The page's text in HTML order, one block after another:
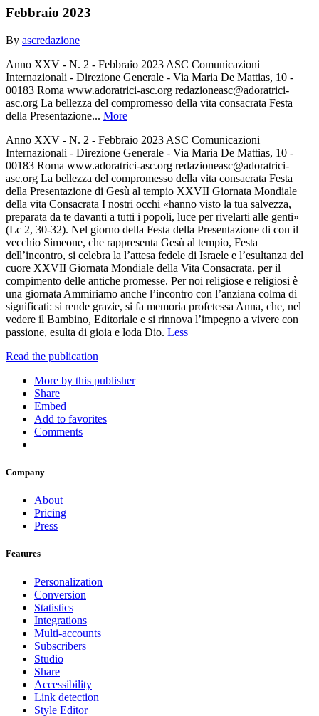
Febbraio 2023
By ascredazione
Anno XXV - N. 2 - Febbraio 2023 ASC Comunicazioni
Internazionali - Direzione Generale - Via Maria De Mattias, 10 -
00183 Roma www.adoratrici-asc.org redazioneasc@adoratrici-
asc.org La bellezza del compromesso della vita consacrata Festa
della Presentazione... More
Anno XXV - N. 2 - Febbraio 2023 ASC Comunicazioni
Internazionali - Direzione Generale - Via Maria De Mattias, 10 -
00183 Roma www.adoratrici-asc.org redazioneasc@adoratrici-
asc.org La bellezza del compromesso della vita consacrata Festa
della Presentazione di Gesù al tempio XXVII Giornata Mondiale
della vita Consacrata I nostri occhi «hanno visto la tua salvezza,
preparata da te davanti a tutti i popoli, luce per rivelarti alle genti»
(Lc 2, 30-32). Nel giorno della Festa della Presentazione di con il
vecchio Simeone, che rappresenta Gesù al tempio, Festa
dell’incontro, si celebra la l’attesa fedele di Israele e l’esultanza del
cuore XXVII Giornata Mondiale della Vita Consacrata. per il
compimento delle antiche promesse. Per noi religiose e religiosi è
una giornata Ammiriamo anche l’incontro con l’anziana colma di
significati: si rende grazie, si fa memoria profetessa Anna, che, nel
vedere il Bambino, Editoriale e si rinnova l’impegno a vivere con
passione, esulta di gioia e loda Dio. Less
Read the publication
More by this publisher
Share
Embed
Add to favorites
Comments
Company
About
Pricing
Press
Features
Personalization
Conversion
Statistics
Integrations
Multi-accounts
Subscribers
Studio
Share
Accessibility
Link detection
Style Editor